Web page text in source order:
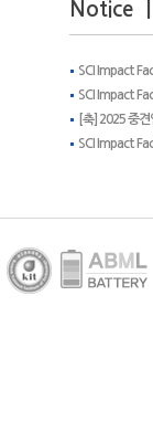
Notice
SCI Impact
SCI Impact
[축] 2025 중
SCI Impact
Anodes Enabling